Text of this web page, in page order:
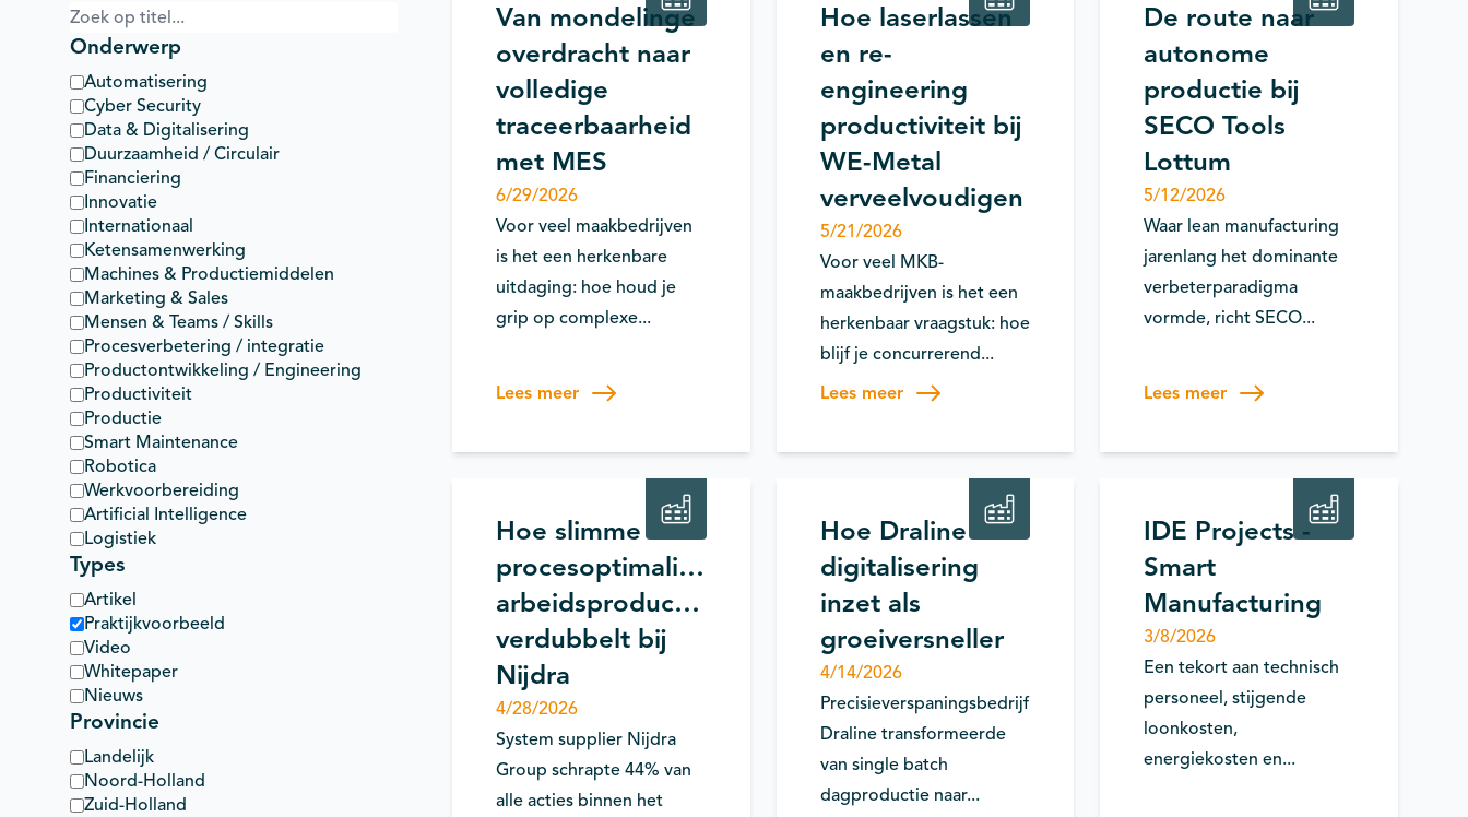
Onderwerp
Automatisering
Cyber Security
Data & Digitalisering
Duurzaamheid / Circulair
Financiering
Innovatie
Internationaal
Ketensamenwerking
Machines & Productiemiddelen
Marketing & Sales
Mensen & Teams / Skills
Procesverbetering / integratie
Productontwikkeling / Engineering
Productiviteit
Productie
Smart Maintenance
Robotica
Werkvoorbereiding
Artificial Intelligence
Logistiek
Types
Artikel
Praktijkvoorbeeld
Video
Whitepaper
Nieuws
Provincie
Landelijk
Noord-Holland
Zuid-Holland
Van mondelinge
overdracht naar
volledige
traceerbaarheid
met MES
6/29/2026
Voor veel maakbedrijven
is het een herkenbare
uitdaging: hoe houd je
grip op complexe...
Lees meer
Hoe laserlassen
en re-
engineering
productiviteit bij
WE-Metal
verveelvoudigen
5/21/2026
Voor veel MKB-
maakbedrijven is het een
herkenbaar vraagstuk: hoe
blijf je concurrerend...
Lees meer
De route naar
autonome
productie bij
SECO Tools
Lottum
5/12/2026
Waar lean manufacturing
jarenlang het dominante
verbeterparadigma
vormde, richt SECO...
Lees meer
Hoe slimme
procesoptimalisatie
arbeidsproductiviteit
verdubbelt bij
Nijdra
4/28/2026
System supplier Nijdra
Group schrapte 44% van
alle acties binnen het
Hoe Draline
digitalisering
inzet als
groeiversneller
4/14/2026
Precisieverspaningsbedrijf
Draline transformeerde
van single batch
dagproductie naar...
IDE Projects -
Smart
Manufacturing
3/8/2026
Een tekort aan technisch
personeel, stijgende
loonkosten,
energiekosten en...